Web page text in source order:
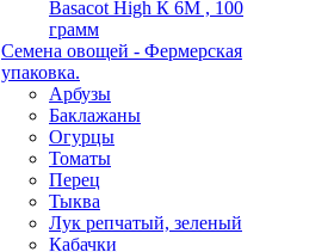
Basacot High К 6M , 100
грамм
Семена овощей - Фермерская
упаковка.
Арбузы
Баклажаны
Огурцы
Томаты
Перец
Тыква
Лук репчатый, зеленый
Кабачки